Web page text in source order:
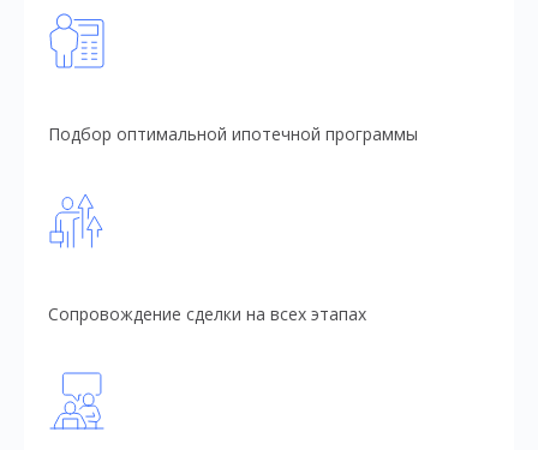
Подбор оптимальной ипотечной программы
Сопровождение сделки на всех этапах